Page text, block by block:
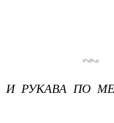
И РУКАВА ПО